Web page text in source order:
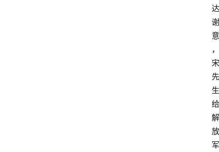
达
谢
意
，
宋
先
生
给
解
放
军